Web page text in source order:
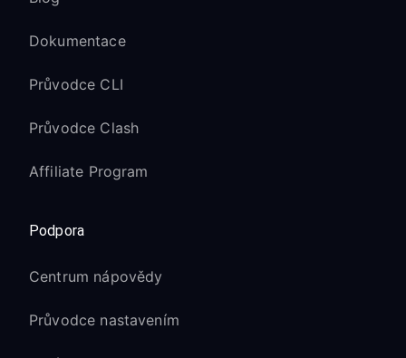
Dokumentace
Průvodce CLI
Průvodce Clash
Affiliate Program
Podpora
Centrum nápovědy
Průvodce nastavením